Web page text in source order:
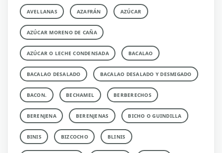
AVELLANAS AZAFRÁN AZÚCAR
AZÚCAR MORENO DE CAÑA
AZÚCAR O LECHE CONDENSADA BACALAO
BACALAO DESALADO BACALAO DESALADO Y DESMIGADO
BACON. BECHAMEL BERBERECHOS
BERENJENA BERENJENAS BICHO O GUINDILLA
BINIS BIZCOCHO BLINIS